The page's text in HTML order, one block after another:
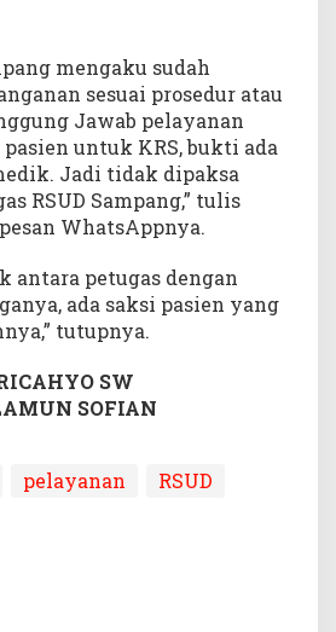
mengaku sudah
sesuai prosedur atau
Jawab pelayanan
pasien untuk KRS, bukti ada
Jadi tidak dipaksa
RSUD Sampang,” tulis
WhatsAppnya.
antara petugas dengan
ada saksi pasien yang
tutupnya.
SW
SOFIAN
pelayanan
RSUD